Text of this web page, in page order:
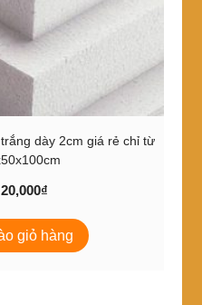
sản
phẩm
dày 2cm giá rẻ chỉ từ
20,000₫
tại
là:
giỏ hàng